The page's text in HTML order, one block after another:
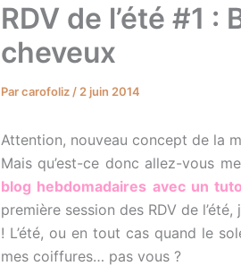
RDV de l’été #1
cheveux
Parcarofoliz / 2 juin 2014
Attention, nouveau concept de la
Mais qu’est-ce donc allez-vous
blog hebdomadaires avec un
première session des RDV de l’été,
! L’été, ou en tout cas quand le
mes coiffures… pas vous ?